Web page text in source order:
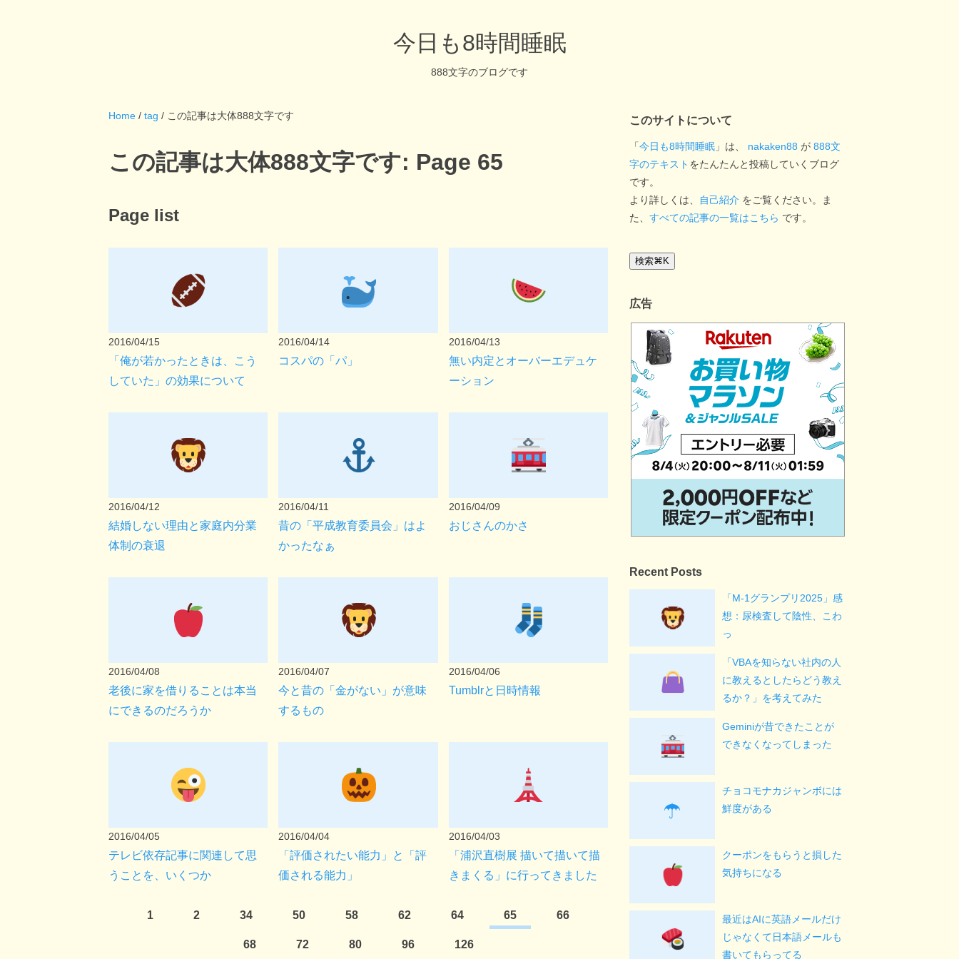
今日も8時間睡眠
888文字のブログです
Home / tag / この記事は大体888文字です
この記事は大体888文字です: Page 65
Page list
2016/04/15
「俺が若かったときは、こう
していた」の効果について
2016/04/14
コスパの「パ」
2016/04/13
無い内定とオーバーエデュケ
ーション
2016/04/12
結婚しない理由と家庭内分業
体制の衰退
2016/04/11
昔の「平成教育委員会」はよ
かったなぁ
2016/04/09
おじさんのかさ
2016/04/08
老後に家を借りることは本当
にできるのだろうか
2016/04/07
今と昔の「金がない」が意味
するもの
2016/04/06
Tumblrと日時情報
2016/04/05
テレビ依存記事に関連して思
うことを、いくつか
2016/04/04
「評価されたい能力」と「評
価される能力」
2016/04/03
「浦沢直樹展 描いて描いて描
きまくる」に行ってきました
1 2 34 50 58 62 64 65 66
68 72 80 96 126
このサイトについて
「今日も8時間睡眠 」は、 nakaken88 が 888文
字のテキスト をたんたんと投稿していくブログ
です。
より詳しくは、
自己紹介 をご覧ください。ま
た、 すべての記事の一覧はこちら です。
検索⌘ K
広告
Recent Posts
「M-1グランプリ2025」感
想：尿検査して陰性、こわ
っ
「VBAを知らない社内の人
に教えるとしたらどう教え
るか？」を考えてみた
Geminiが昔できたことが
できなくなってしまった
☂
チョコモナカジャンボには
鮮度がある
クーポンをもらうと損した
気持ちになる
最近はAIに英語メールだけ
じゃなくて日本語メールも
書いてもらってる